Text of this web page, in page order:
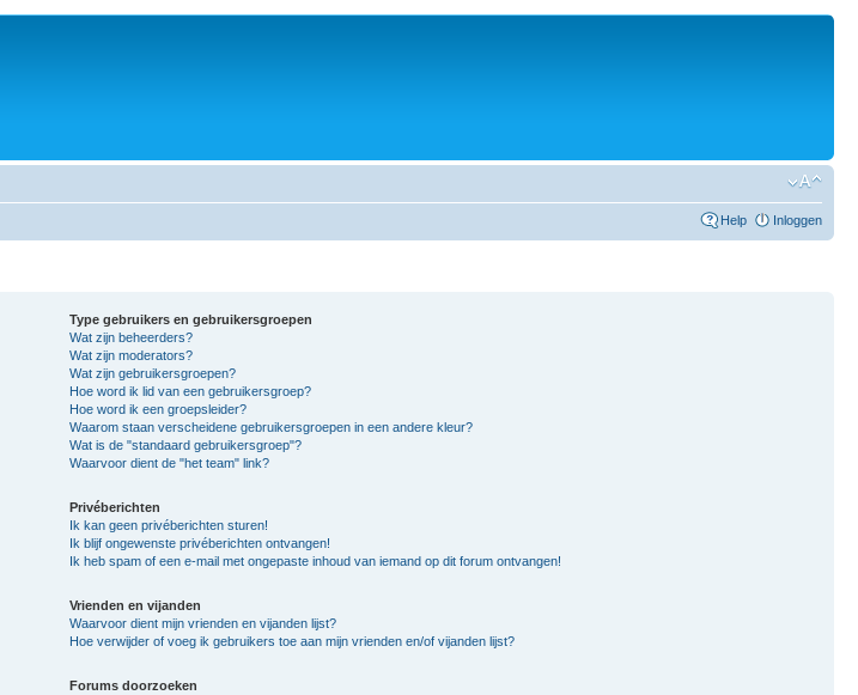
Help Inloggen
Type gebruikers en gebruikersgroepen
Wat zijn beheerders?
Wat zijn moderators?
Wat zijn gebruikersgroepen?
Hoe word ik lid van een gebruikersgroep?
Hoe word ik een groepsleider?
Waarom staan verscheidene gebruikersgroepen in een andere kleur?
Wat is de "standaard gebruikersgroep"?
Waarvoor dient de "het team" link?
Privéberichten
Ik kan geen privéberichten sturen!
Ik blijf ongewenste privéberichten ontvangen!
Ik heb spam of een e-mail met ongepaste inhoud van iemand op dit forum ontvangen!
Vrienden en vijanden
Waarvoor dient mijn vrienden en vijanden lijst?
Hoe verwijder of voeg ik gebruikers toe aan mijn vrienden en/of vijanden lijst?
Forums doorzoeken